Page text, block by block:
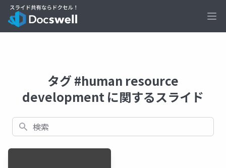
タグ #human resource
development に関するスライド
検索